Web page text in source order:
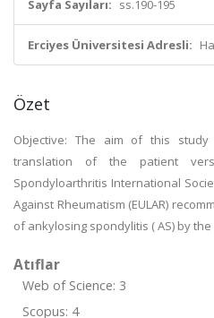
Sayfa Sayıları: ss.190-195
Erciyes Üniversitesi Adresli:
Özet
Objective: The aim of this
translation of the patient
Spondyloarthritis International
Against Rheumatism (EULAR)
of ankylosing spondylitis ( AS) by
Atıflar
Web of Science: 3
Scopus: 4